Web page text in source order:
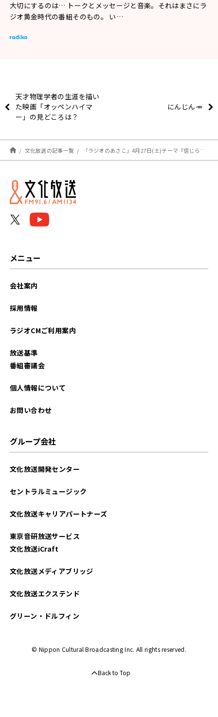
大切にするのは… トークとメッセージと音楽。それはまさにラ
ジオ黄金時代の番組そのもの。 い…
天才物理学者の生涯を描い
た映画「オッペンハイマ
ー」の見どころは？
にんじん🥕
文化放送の記事一覧 「ラジオのあさこ」4月27日(土)テーマ『信じられな～い！』
メニュー
会社案内
採用情報
ラジオCMご利用案内
放送基準
番組審議会
個人情報について
お問い合わせ
グループ会社
文化放送開発センター
セントラルミュージック
文化放送キャリアパートナーズ
東京音研放送サービス
文化放送iCraft
文化放送メディアブリッジ
文化放送エクステンド
グリーン・ドルフィン
© Nippon Cultural Broadcasting Inc. All rights reserved.
Back to Top